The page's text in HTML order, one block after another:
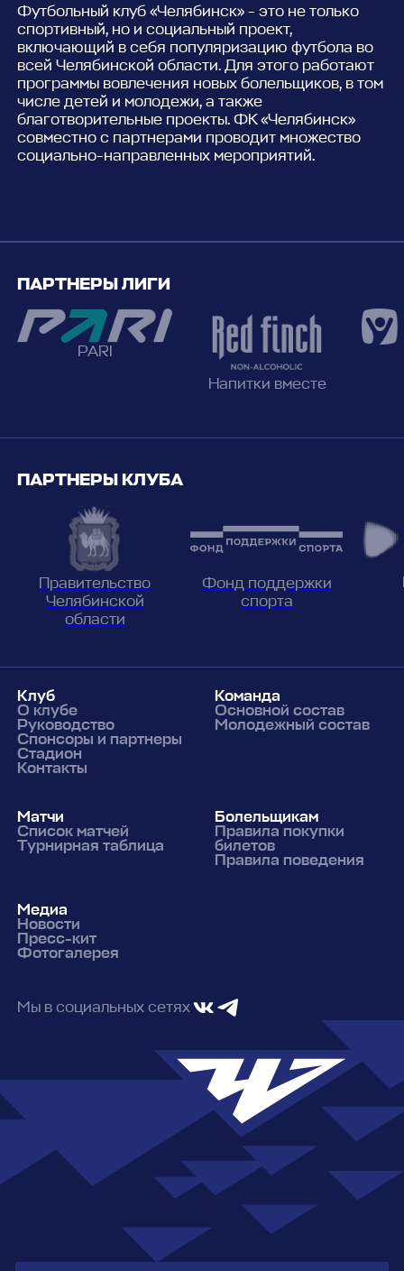
Футбольный клуб «Челябинск» - это не только
спортивный, но и социальный проект,
включающий в себя популяризацию футбола во
всей Челябинской области. Для этого работают
программы вовлечения новых болельщиков, в том
числе детей и молодежи, а также
благотворительные проекты. ФК «Челябинск»
совместно с партнерами проводит множество
социально-направленных мероприятий.
ПАРТНЕРЫ ЛИГИ
PARI
Напитки вместе
ПАРТНЕРЫ КЛУБА
Правительство
Челябинской
области
Фонд поддержки
спорта
Клуб
О клубе
Руководство
Спонсоры и партнеры
Стадион
Контакты
Команда
Основной состав
Молодежный состав
Матчи
Список матчей
Турнирная таблица
Болельщикам
Правила покупки
билетов
Правила поведения
Медиа
Новости
Пресс-кит
Фотогалерея
Мы в социальных сетях